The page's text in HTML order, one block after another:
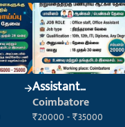
Assistant
Manager
Coimbatore
₹20000 - ₹35000